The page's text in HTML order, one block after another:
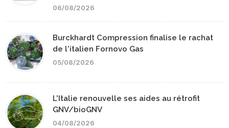
06/08/2026
Burckhardt Compression finalise le rachat
de l'italien Fornovo Gas
05/08/2026
L'Italie renouvelle ses aides au rétrofit
GNV/bioGNV
04/08/2026